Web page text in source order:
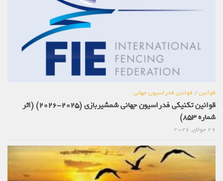
قوانین/قوانین فدراسیون جهانی
قوانین تکنیکی فدراسیون جهانی شمشیربازی (2025-2026) (اثر
شماره 853)